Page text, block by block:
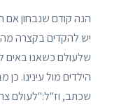
הנה קודם שנבחון
יש להקדים בקצרה מה
שלעולם כשאנו באים
הילדים מול עינינו.
שכתב, וז"ל:"לעולם